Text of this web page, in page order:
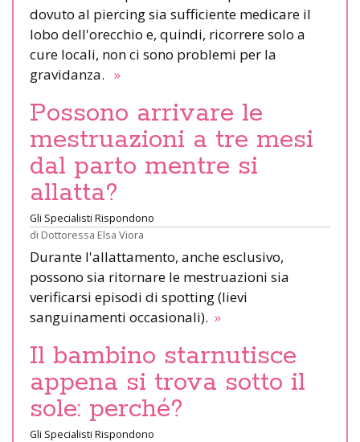
dovuto al piercing sia sufficiente medicare il
lobo dell'orecchio e, quindi, ricorrere solo a
cure locali, non ci sono problemi per la
gravidanza. »
Possono arrivare le
mestruazioni a tre mesi
dal parto mentre si
allatta?
Gli Specialisti Rispondono
di Dottoressa Elsa Viora
Durante l'allattamento, anche esclusivo,
possono sia ritornare le mestruazioni sia
verificarsi episodi di spotting (lievi
sanguinamenti occasionali). »
Il bambino starnutisce
appena si trova sotto il
sole: perché?
Gli Specialisti Rispondono